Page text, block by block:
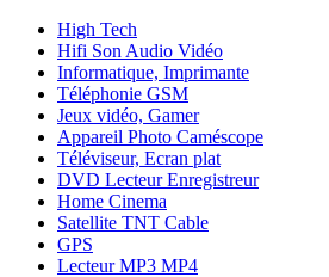
High Tech
Hifi Son Audio Vidéo
Informatique, Imprimante
Téléphonie GSM
Jeux vidéo, Gamer
Appareil Photo Caméscope
Téléviseur, Ecran plat
DVD Lecteur Enregistreur
Home Cinema
Satellite TNT Cable
GPS
Lecteur MP3 MP4